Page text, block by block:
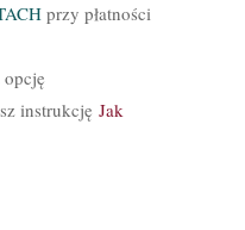
przy płatności
instrukcję Jak